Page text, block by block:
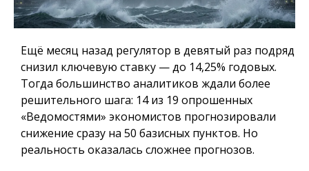
Ещё месяц назад регулятор в девятый раз подряд
снизил ключевую ставку — до 14,25% годовых.
Тогда большинство аналитиков ждали более
решительного шага: 14 из 19 опрошенных
«Ведомостями» экономистов прогнозировали
снижение сразу на 50 базисных пунктов. Но
реальность оказалась сложнее прогнозов.